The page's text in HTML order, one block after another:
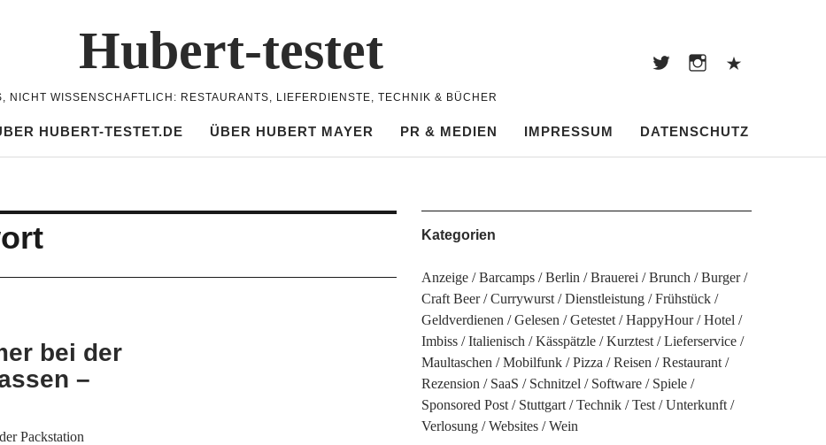
Hubert-testet
NICHT WISSENSCHAFTLICH: RESTAURANTS, LIEFERDIENSTE, TECHNIK & BÜCHER
HUBERT-TESTET.DE ÜBER HUBERT MAYER PR & MEDIEN IMPRESSUM DATENSCHUTZ
bei der
–
Packstation
Kategorien
Anzeige Barcamps Berlin Brauerei Brunch
Burger
Craft Beer
Currywurst Dienstleistung
Frühstück
Geldverdienen
Gelesen Getestet HappyHour
Hotel
Imbiss
Italienisch Kässpätzle Kurztest
Lieferservice
Maultaschen
Mobilfunk Pizza Reisen
Restaurant
Rezension
SaaS Schnitzel Software
Spiele
Sponsored Post
Stuttgart Technik Test
Unterkunft
Verlosung
Websites Wein